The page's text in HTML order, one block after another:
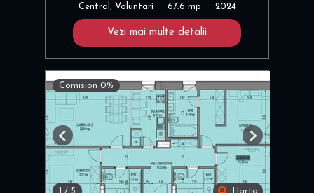
Central, Voluntari 67.6 mp 2024
Vezi mai multe detalii
Comision 0%
Previous Next